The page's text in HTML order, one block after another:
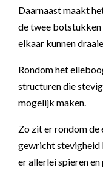
Daarnaast maakt
de twee botstukken
elkaar kunnen
Rondom het
structuren die
mogelijk maken.
Zo zit er rondom
gewricht stevigheid
er allerlei spieren